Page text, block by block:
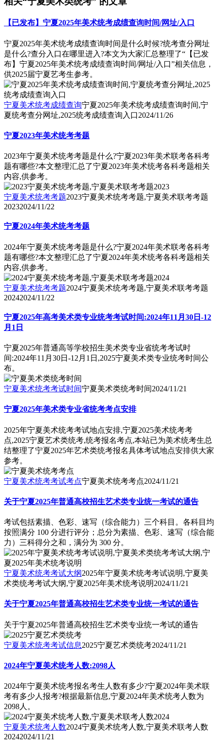
【已发布】宁夏2025年美术统考成绩查询时间/网址/入口
宁夏2025年美术统考成绩查询时间是什么时候?统考查分网址
是什么?查分入口在哪里进入?本文为大家汇总整理了“【已发
布】宁夏2025年美术统考成绩查询时间/网址/入口”相关信息，
供2025届宁夏艺考生参考。
宁夏美术统考成绩查询宁夏2025年美术统考成绩查询时间,宁
夏统考查分网址,2025统考成绩查询入口2024/11/26
宁夏2023年美术统考考题
2023年宁夏美术统考考题是什么?宁夏2023年美术联考各科考
题有哪些?本文整理汇总了宁夏2023年美术统考各科考题相关
内容,供参考。
宁夏美术统考考题2023宁夏美术统考考题,宁夏美术联考考题
20232024/11/22
宁夏2024年美术统考考题
2024年宁夏美术统考考题是什么?宁夏2024年美术联考各科考
题有哪些?本文整理汇总了宁夏2024年美术统考各科考题相关
内容,供参考。
宁夏美术统考考题2024宁夏美术统考考题,宁夏美术联考考题
20242024/11/22
宁夏2025年高考美术类专业统考考试时间:2024年11月30日-12
月1日
宁夏2025年普通高等学校招生美术类专业省统考考试时
间:2024年11月30日-12月1日,2025宁夏美术类专业统考时间公
布。
宁夏美术统考考试时间宁夏美术类统考时间2024/11/21
宁夏2025年美术类专业省统考考点安排
2025年宁夏美术统考考试地点安排,宁夏2025美术统考考
点,2025宁夏艺术类统考,统考报名考点,本站已为美术统考生总
结整理了宁夏2025年艺术类统考报名具体考试地点安排供大家
参考。
宁夏美术统考考试考点宁夏美术统考考点2024/11/21
关于宁夏2025年普通高校招生艺术类专业统一考试的通告
考试包括素描、色彩、速写（综合能力）三个科目。各科目均
按照满分 100 分进行评分；总分为素描、色彩、速写（综合能
力）三科得分之和，满分为 300 分。
宁夏美术统考考试大纲2025年宁夏美术统考考试说明,宁夏美
术类统考考试大纲,宁夏2025年美术统考说明2024/11/21
关于宁夏2025年普通高校招生艺术类专业统一考试的通告
关于宁夏2025年普通高校招生艺术类专业统一考试的通告
宁夏美术统考考试信息2025宁夏艺术类统考2024/11/21
2024年宁夏美术统考人数:2098人
2024年宁夏美术统考报名考生人数有多少?宁夏2024年美术联
考有多少人报考?根据最新信息,宁夏2024年美术统考人数为
2098人。
宁夏美术统考人数2024宁夏美术统考人数,宁夏美术联考人数
20242024/11/21